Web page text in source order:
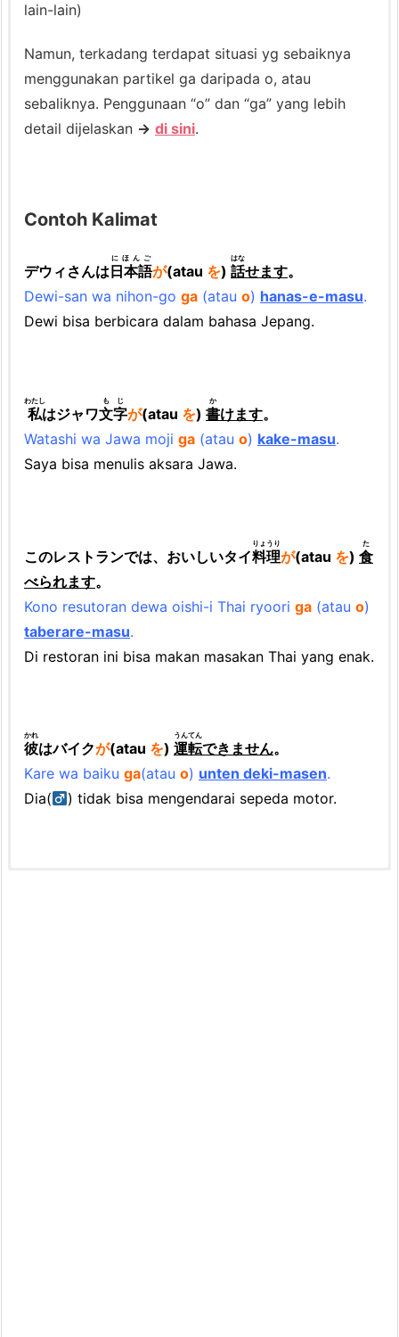
lain-lain)
Namun, terkadang terdapat situasi yg sebaiknya
menggunakan partikel ga daripada o, atau
sebaliknya. Penggunaan “o” dan “ga” yang lebih
detail dijelaskan → di sini.
Contoh Kalimat
デウィさんは日本語
にほんご
が(atau を) 話
はな
せます。
Dewi-san wa nihon-go ga (atau o) hanas-e-masu.
Dewi bisa berbicara dalam bahasa Jepang.
私
わたし
はジャワ文字
もじ
が(atau を) 書
か
けます。
Watashi wa Jawa moji ga (atau o) kake-masu.
Saya bisa menulis aksara Jawa.
このレストランでは、おいしいタイ料理
りょうり
が(atau を) 食
た
べられます。
Kono resutoran dewa oishi-i Thai ryoori ga (atau o)
taberare-masu.
Di restoran ini bisa makan masakan Thai yang enak.
彼
かれ
はバイクが(atau を) 運転
うんてん
できません。
Kare wa baiku ga(atau o) unten deki-masen.
Dia(
) tidak bisa mengendarai sepeda motor.